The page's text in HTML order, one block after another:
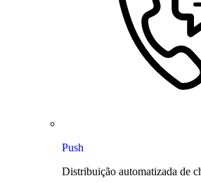
Push
Distribuição automatizada de